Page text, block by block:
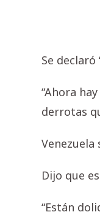
Se
“Ahora
derrotas
Dijo que
“Están